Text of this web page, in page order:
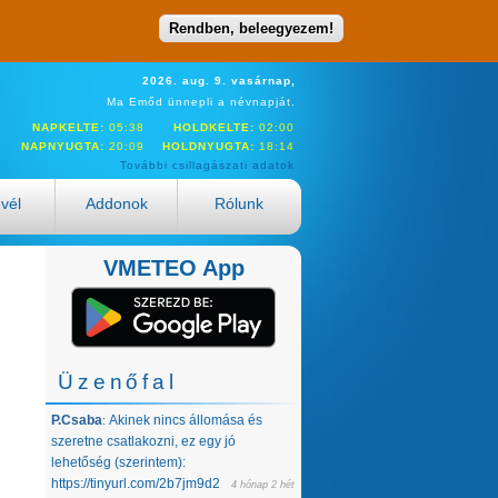
Rendben, beleegyezem!
2026. aug. 9. vasárnap,
Ma Emőd ünnepli a névnapját.
NAPKELTE: 05:38 HOLDKELTE: 02:00
NAPNYUGTA: 20:09 HOLDNYUGTA: 18:14
További csillagászati adatok
Addonok Rólunk
VMETEO App
Üzenőfal
P.Csaba: Akinek nincs állomása és
szeretne csatlakozni, ez egy jó
lehetőség (szerintem):
https://tinyurl.com/2b7jm9d2
4 hónap 2 hét